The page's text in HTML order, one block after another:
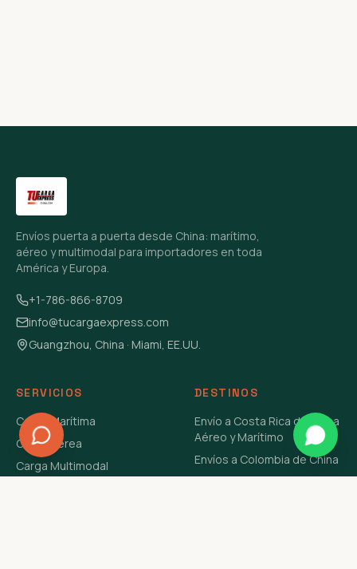
Envíos puerta a puerta desde China: marítimo,
aéreo y multimodal para importadores en toda
América y Europa.
+1-786-866-8709
info@tucargaexpress.com
Guangzhou, China · Miami, EE.UU.
SERVICIOS
Carga Marítima
Carga Aérea
Carga Multimodal
DESTINOS
Envío a Costa Rica de China
Aéreo y Marítimo
Envíos a Colombia de China